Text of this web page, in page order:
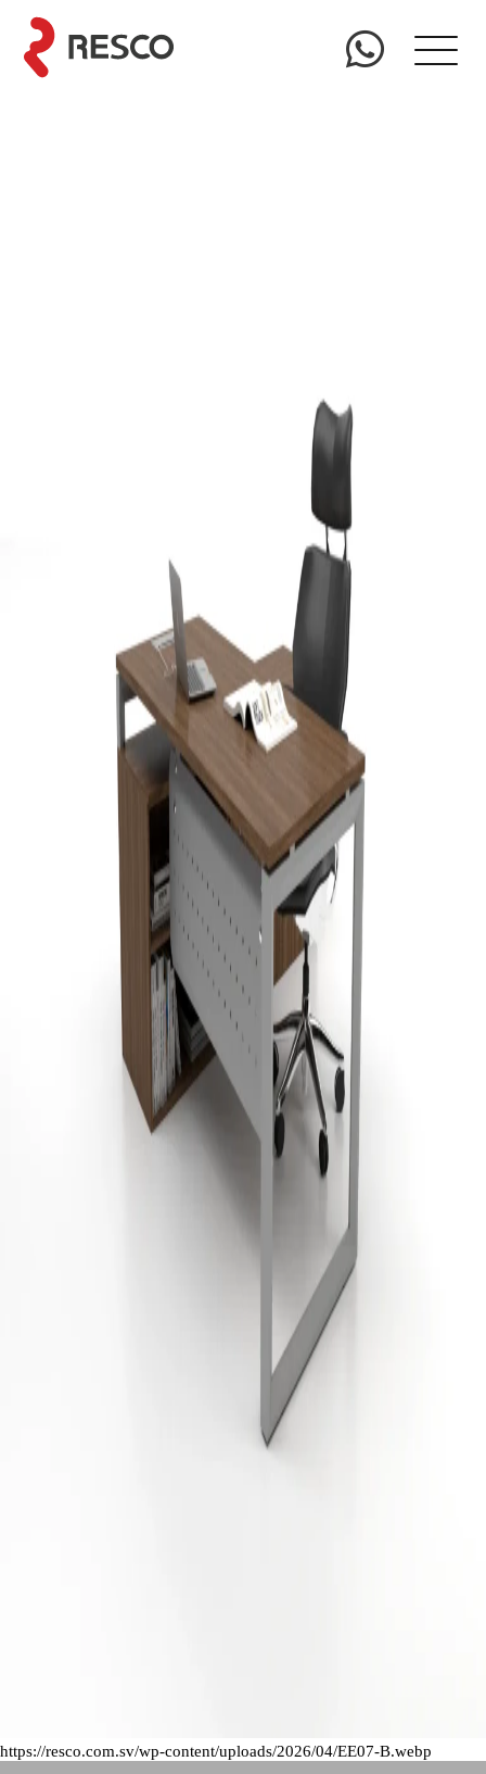
https://resco.com.sv/wp-content/uploads/2026/04/EE07-B.webp